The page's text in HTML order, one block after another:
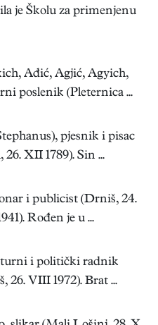
je Školu za primenjenu
Ađić, Agjić, Agyich,
poslenik (Pleternica ...
pjesnik i pisac
XII 1789). Sin ...
i publicist (Drniš, 24.
Rođen je u ...
i politički radnik
VIII 1972). Brat ...